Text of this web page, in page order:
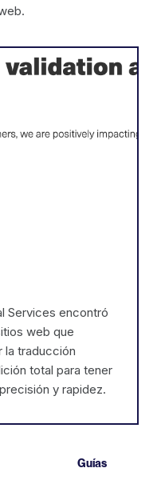
Services encontró
web que
la traducción
total para tener
y rapidez.
Guías